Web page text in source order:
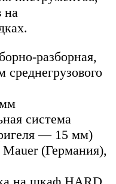
на
разборная,
среднегрузового
система
— 15 мм)
(Германия),